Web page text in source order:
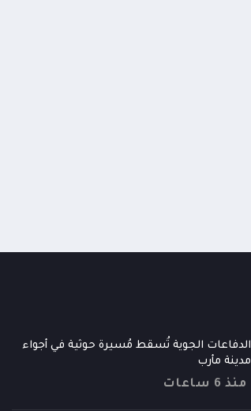
الدفاعات الجوية تُسقط مُسيرة حوثية في أجواء
مدينة مأرب
منذ 6 ساعات